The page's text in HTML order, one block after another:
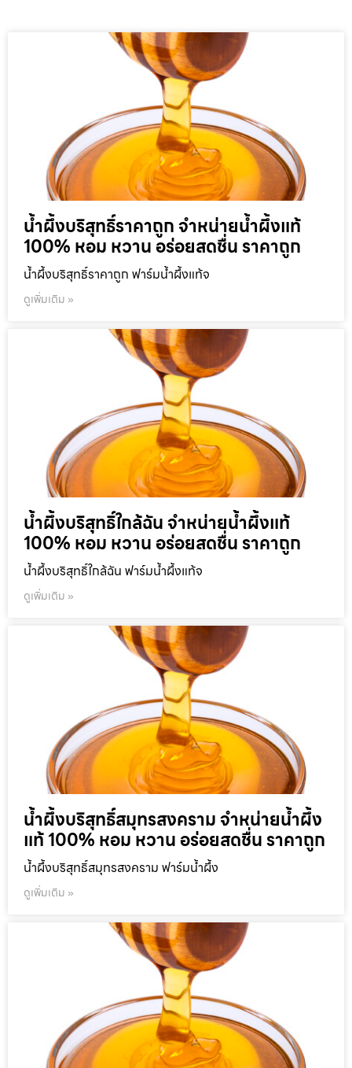
น้ำผึ้งบริสุทธิ์ราคาถูก จำหน่ายน้ำผึ้งแท้
100% หอม หวาน อร่อยสดชื่น ราคาถูก
น้ำผึ้งบริสุทธิ์ราคาถูก ฟาร์มน้ำผึ้งแท้จ
ดูเพิ่มเติม »
น้ำผึ้งบริสุทธิ์ใกล้ฉัน จำหน่ายน้ำผึ้งแท้
100% หอม หวาน อร่อยสดชื่น ราคาถูก
น้ำผึ้งบริสุทธิ์ใกล้ฉัน ฟาร์มน้ำผึ้งแท้จ
ดูเพิ่มเติม »
น้ำผึ้งบริสุทธิ์สมุทรสงคราม จำหน่ายน้ำผึ้ง
แท้ 100% หอม หวาน อร่อยสดชื่น ราคาถูก
น้ำผึ้งบริสุทธิ์สมุทรสงคราม ฟาร์มน้ำผึ้ง
ดูเพิ่มเติม »